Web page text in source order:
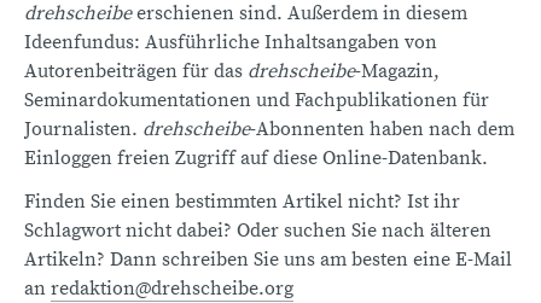
drehscheibeerschienen sind. Außerdem in diesem
Ideenfundus: Ausführliche Inhaltsangaben von
Autorenbeiträgen für das drehscheibe-Magazin,
Seminardokumentationen und Fachpublikationen für
Journalisten. drehscheibe-Abonnenten haben nach dem
Einloggen freien Zugriff auf diese Online-Datenbank.
Finden Sie einen bestimmten Artikel nicht? Ist ihr
Schlagwort nicht dabei? Oder suchen Sie nach älteren
Artikeln? Dann schreiben Sie uns am besten eine E-Mail
an redaktion@drehscheibe.org